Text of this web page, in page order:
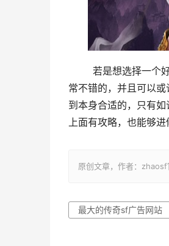
常不错的，并且可以
到本身合适的，只有
上面有攻略，也能够进
原创文章，作者：
最大的传奇sf广告网站